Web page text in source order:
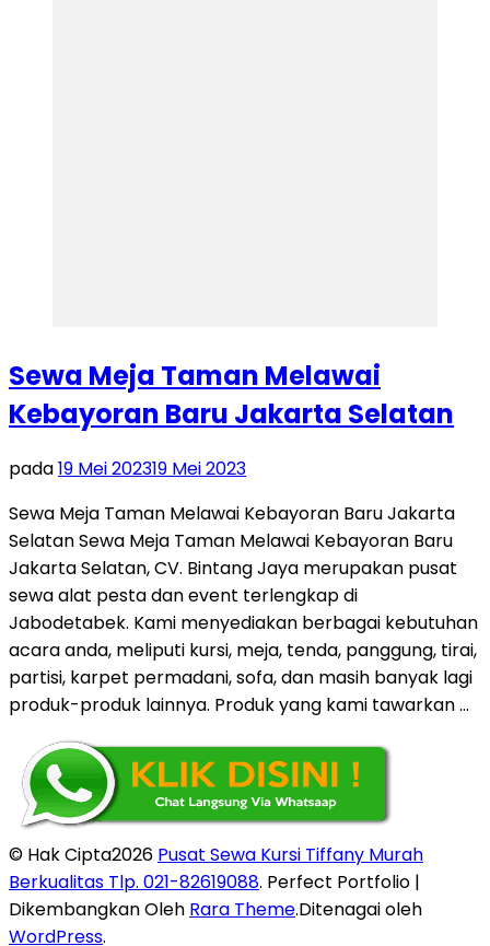
Sewa Meja Taman Melawai
Kebayoran Baru Jakarta Selatan
pada19 Mei 202319 Mei 2023
Sewa Meja Taman Melawai Kebayoran Baru Jakarta
Selatan Sewa Meja Taman Melawai Kebayoran Baru
Jakarta Selatan, CV. Bintang Jaya merupakan pusat
sewa alat pesta dan event terlengkap di
Jabodetabek. Kami menyediakan berbagai kebutuhan
acara anda, meliputi kursi, meja, tenda, panggung, tirai,
partisi, karpet permadani, sofa, dan masih banyak lagi
produk-produk lainnya. Produk yang kami tawarkan …
© Hak Cipta2026 Pusat Sewa Kursi Tiffany Murah
Berkualitas Tlp. 021-82619088. Perfect Portfolio |
Dikembangkan Oleh Rara Theme.Ditenagai oleh
WordPress.